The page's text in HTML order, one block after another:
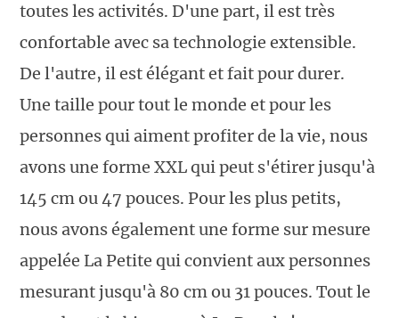
toutes les activités. D'une part, il est très
confortable avec sa technologie extensible.
De l'autre, il est élégant et fait pour durer.
Une taille pour tout le monde et pour les
personnes qui aiment profiter de la vie, nous
avons une forme XXL qui peut s'étirer jusqu'à
145 cm ou 47 pouces. Pour les plus petits,
nous avons également une forme sur mesure
appelée La Petite qui convient aux personnes
mesurant jusqu'à 80 cm ou 31 pouces. Tout le